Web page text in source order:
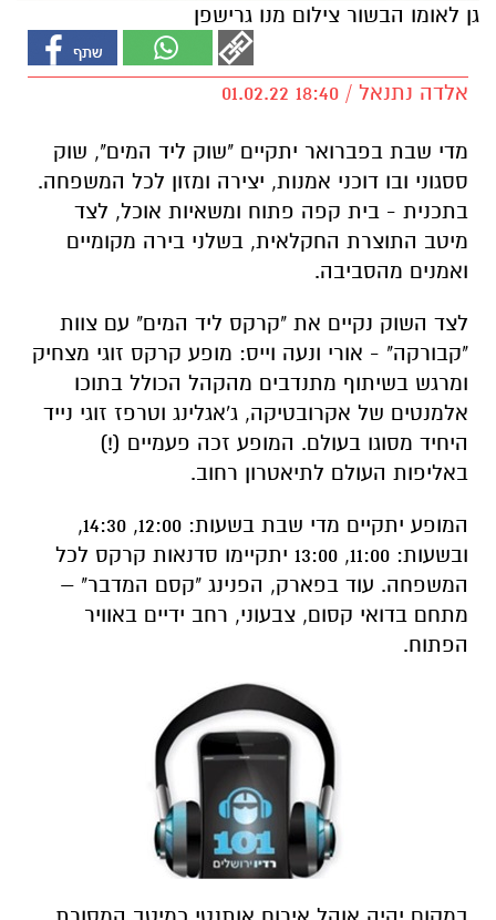
גן לאומו הבשור צילום מנו גרישפן
אלדה נתנאל / 18:40 01.02.22
מדי שבת בפברואר יתקיים "שוק ליד המים", שוק
ססגוני ובו דוכני אמנות, יצירה ומזון לכל המשפחה.
בתכנית - בית קפה פתוח ומשאיות אוכל, לצד
מיטב התוצרת החקלאית, בשלני בירה מקומיים
ואמנים מהסביבה.
לצד השוק נקיים את "קרקס ליד המים" עם צוות
"קבורקה" - אורי ונעה וייס: מופע קרקס זוגי מצחיק
ומרגש בשיתוף מתנדבים מהקהל הכולל בתוכו
אלמנטים של אקרובטיקה, ג'אגלינג וטרפז זוגי נייד
היחיד מסוגו בעולם. המופע זכה פעמיים (!)
באליפות העולם לתיאטרון רחוב.
המופע יתקיים מדי שבת בשעות: 12:00, 14:30,
ובשעות: 11:00, 13:00 יתקיימו סדנאות קרקס לכל
המשפחה. עוד בפארק, הפנינג "קסם המדבר" –
מתחם בדואי קסום, צבעוני, רחב ידיים באוויר
הפתוח.